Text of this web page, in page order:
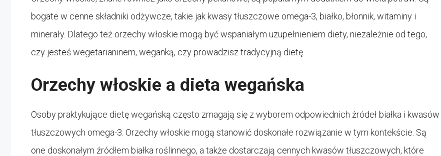
bogate w cenne składniki odżywcze, takie jak kwasy tłuszczowe omega-3, białko, błonnik, witaminy i
minerały. Dlatego też orzechy włoskie mogą być wspaniałym uzupełnieniem diety, niezależnie od tego,
czy jesteś wegetarianinem, weganką, czy prowadzisz tradycyjną dietę.
Orzechy włoskie a dieta wegańska
Osoby praktykujące dietę wegańską często zmagają się z wyborem odpowiednich źródeł białka i kwasów
tłuszczowych omega-3. Orzechy włoskie mogą stanowić doskonałe rozwiązanie w tym kontekście. Są
one doskonałym źródłem białka roślinnego, a także dostarczają cennych kwasów tłuszczowych, które